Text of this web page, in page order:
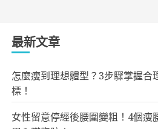
最新文章
怎麼瘦到理想體型？3步驟掌握合
標！
女性留意停經後腰圍變粗！4個瘦